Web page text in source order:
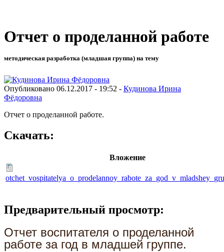
Отчет о проделанной работе
методическая разработка (младшая группа) на тему
Опубликовано 06.12.2017 - 19:52 - Кудинова Ирина
Фёдоровна
Отчет о проделанной работе.
Скачать:
Вложение
Предварительный просмотр:
Отчет воспитателя о проделанной
работе за год в младшей группе.